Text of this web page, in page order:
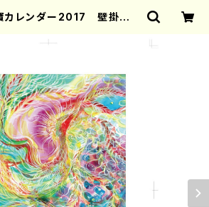
カレンダー2017 壁掛け |